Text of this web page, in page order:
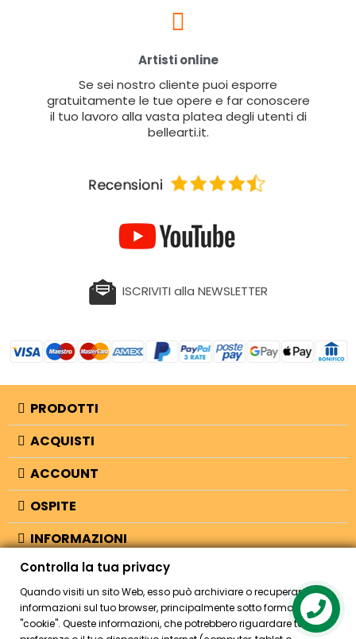
Artisti online
Se sei nostro cliente puoi esporre
gratuitamente le tue opere e far conoscere
il tuo lavoro alla vasta platea degli utenti di
bellearti.it.
ISCRIVITI alla NEWSLETTER
PRODOTTI
ACQUISTI
ACCOUNT
OSPITE
INFORMAZIONI
NEGOZIO
Controlla la tua privacy
Quando visiti un sito Web, esso può archiviare o recuperare
informazioni sul tuo browser, principalmente sotto forma di
"cookie". Queste informazioni, che potrebbero riguardare te, le tue
Contact us